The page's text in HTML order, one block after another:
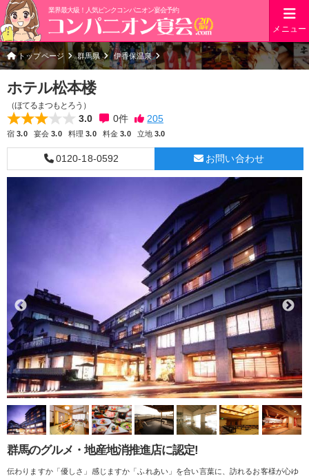
業界最大級！人気ピンクコンパニオン宴会予約
メニュー
トップページ 群馬県 伊香保温泉
ホテル松本楼
（ほてるまつもとろう）
3.0 0件
宿3.0 宴会3.0 料理3.0 料金3.0 立地3.0
0120-18-0592 お問い合わせ
群馬のグルメ・地産地消推進店に認定!
伝わりますか「優しさ」感じますか「ふれあい」を合い言葉に、訪れるお客様が心ゆ